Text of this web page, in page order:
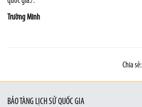
Trường Minh
Chia sẻ:
BẢO TÀNG LỊCH SỬ QUỐC GIA